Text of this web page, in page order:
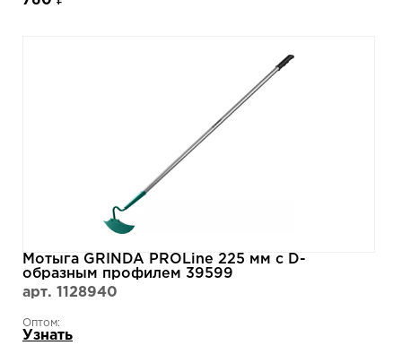
Мотыга GRINDA PROLine 225 мм с D-
образным профилем 39599
арт. 1128940
Оптом:
Узнать